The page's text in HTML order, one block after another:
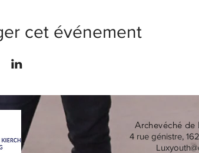
cet événement
Archevéché de
4 rue génistre,